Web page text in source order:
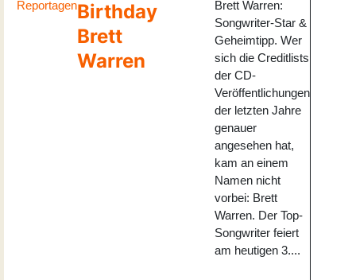
ReportagenBirthday
Brett
Warren
Brett Warren:
Songwriter-Star &
Geheimtipp. Wer
sich die Creditlists
der CD-
Veröffentlichungen
der letzten Jahre
genauer
angesehen hat,
kam an einem
Namen nicht
vorbei: Brett
Warren. Der Top-
Songwriter feiert
am heutigen 3....